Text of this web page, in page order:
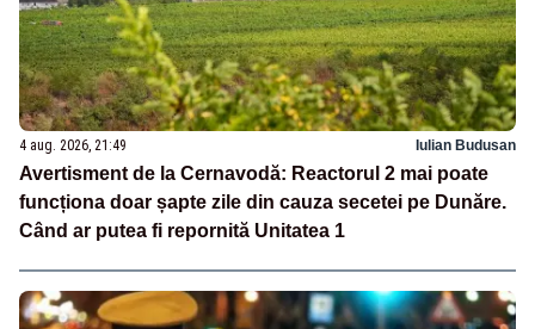
4 aug. 2026, 21:49 Iulian Budusan
Avertisment de la Cernavodă: Reactorul 2 mai poate
funcționa doar șapte zile din cauza secetei pe Dunăre.
Când ar putea fi repornită Unitatea 1